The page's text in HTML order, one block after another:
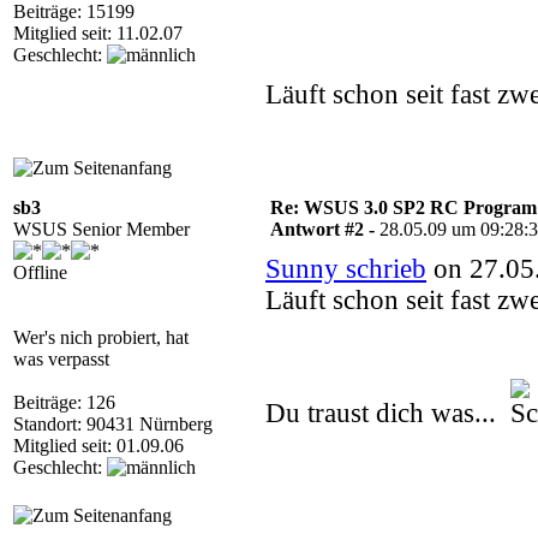
Beiträge: 15199
Mitglied seit: 11.02.07
Geschlecht:
Läuft schon seit fast
sb3
WSUS Senior Member
Offline
Wer's nich probiert, hat
was verpasst
Beiträge: 126
Standort: 90431 Nürnberg
Mitglied seit: 01.09.06
Geschlecht:
Re: WSUS 3.0 SP2 RC
Antwort #2 - 28.05.09 um
Sunny schrieb on
Läuft schon seit fast
Du traust dich was...